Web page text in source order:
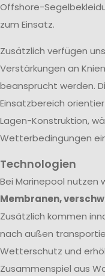
Offshore-
zum Einsatz.
Zusätzlich verfügen
Verstärkungen an
beansprucht werden.
Einsatzbereich
Lagen-Konstruktion,
Wetterbedingungen
Technologien
Bei Marinepool nutzen
Membranen,
Zusätzlich kommen
nach außen
Wetterschutz und
Zusammenspiel aus